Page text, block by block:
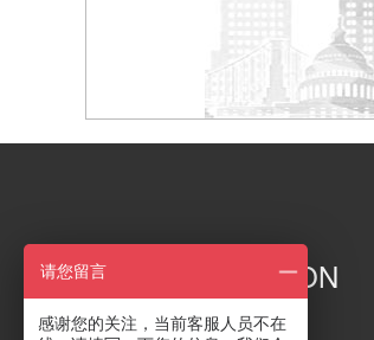
导航 / NAVIGATION
请您留言
感谢您的关注，当前客服人员不在